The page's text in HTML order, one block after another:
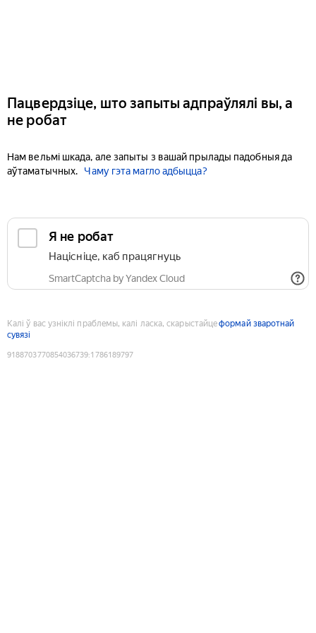
Пацвердзіце, што запыты адпраўлялі вы, а
не робат
Нам вельмі шкада, але запыты з вашай прылады падобныя да
аўтаматычных.
Чаму гэта магло адбыцца?
Я не робат
Націсніце, каб працягнуць
SmartCaptcha by Yandex Cloud
Калі ў вас узніклі праблемы, калі ласка, скарыстайцеформай зваротнай
сувязі
9188703770854036739:1786189797